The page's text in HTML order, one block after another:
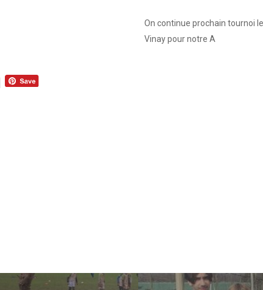
On continue prochain tournoi
Vinay pour notre A